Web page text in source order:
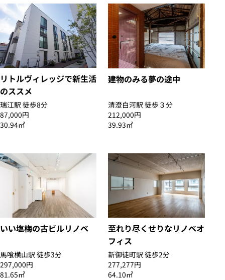
リトルヴィレッジで新生活
のススメ
瑞江駅 徒歩8分
87,000円
30.94㎡
建物のみる夢の途中
清澄白河駅 徒歩３分
212,000円
39.93㎡
いい塩梅の古ビルリノベ
馬喰横山駅 徒歩3分
297,000円
81.65㎡
至れり尽くせりなリノベオ
フィス
新御徒町駅 徒歩2分
277,277円
64.10㎡